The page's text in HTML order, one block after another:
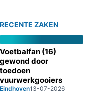
RECENTE ZAKEN
Voetbalfan (16)
gewond door
toedoen
vuurwerkgooiers
Eindhoven13-07-2026